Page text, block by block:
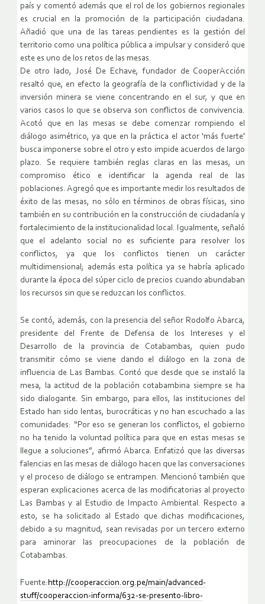
país y comentó además que el rol de los gobiernos regionales
es crucial en la promoción de la participación ciudadana.
Añadió que una de las tareas pendientes es la gestión del
territorio como una política pública a impulsar y consideró que
este es uno de los retos de las mesas.
De otro lado, José De Echave, fundador de CooperAcción
resaltó que, en efecto la geografía de la conflictividad y de la
inversión minera se viene concentrando en el sur, y que en
varios casos lo que se observa son conflictos de convivencia.
Acotó que en las mesas se debe comenzar rompiendo el
diálogo asimétrico, ya que en la práctica el actor ‘más fuerte’
busca imponerse sobre el otro y esto impide acuerdos de largo
plazo. Se requiere también reglas claras en las mesas, un
compromiso ético e identificar la agenda real de las
poblaciones. Agregó que es importante medir los resultados de
éxito de las mesas, no sólo en términos de obras físicas, sino
también en su contribución en la construcción de ciudadanía y
fortalecimiento de la institucionalidad local. Igualmente, señaló
que el adelanto social no es suficiente para resolver los
conflictos, ya que los conflictos tienen un carácter
multidimensional; además esta política ya se habría aplicado
durante la época del súper ciclo de precios cuando abundaban
los recursos sin que se reduzcan los conflictos.
Se contó, además, con la presencia del señor Rodolfo Abarca,
presidente del Frente de Defensa de los Intereses y el
Desarrollo de la provincia de Cotabambas, quien pudo
transmitir cómo se viene dando el diálogo en la zona de
influencia de Las Bambas. Contó que desde que se instaló la
mesa, la actitud de la población cotabambina siempre se ha
sido dialogante. Sin embargo, para ellos, las instituciones del
Estado han sido lentas, burocráticas y no han escuchado a las
comunidades: “Por eso se generan los conflictos, el gobierno
no ha tenido la voluntad política para que en estas mesas se
llegue a soluciones”, afirmó Abarca. Enfatizó que las diversas
falencias en las mesas de diálogo hacen que las conversaciones
y el proceso de diálogo se entrampen. Mencionó también que
esperan explicaciones acerca de las modificatorias al proyecto
Las Bambas y al Estudio de Impacto Ambiental. Respecto a
esto, se ha solicitado al Estado que dichas modificaciones,
debido a su magnitud, sean revisadas por un tercero externo
para aminorar las preocupaciones de la población de
Cotabambas.
Fuente: http://cooperaccion.org.pe/main/advanced-
stuff/cooperaccion-informa/632-se-presento-libro-